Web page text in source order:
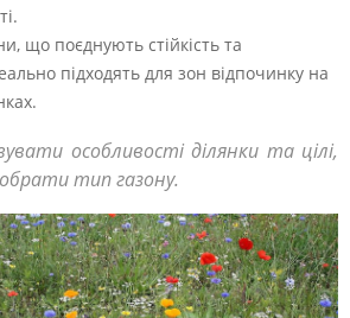
що поєднують стійкість та
підходять для зон відпочинку на
особливості ділянки та цілі,
тип газону.